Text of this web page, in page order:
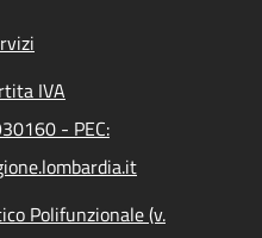
IVA
- PEC:
Polifunzionale (v.